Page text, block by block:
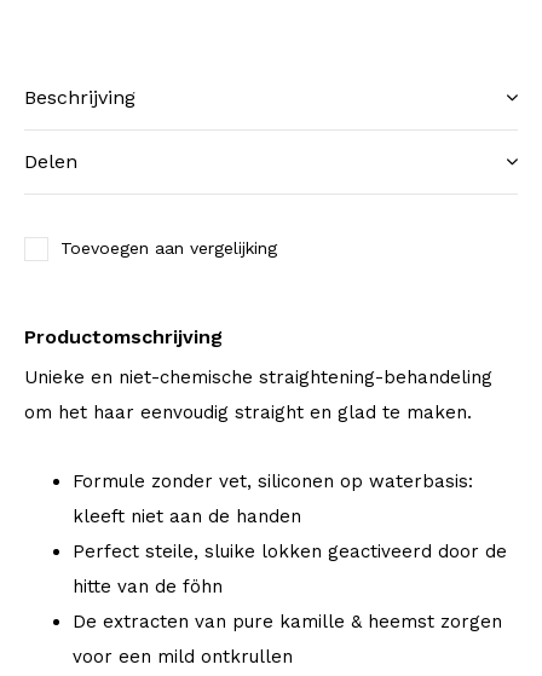
Beschrijving
Delen
Toevoegen aan vergelijking
Productomschrijving
Unieke en niet-chemische straightening-behandeling
om het haar eenvoudig straight en glad te maken.
Formule zonder vet, siliconen op waterbasis:
kleeft niet aan de handen
Perfect steile, sluike lokken geactiveerd door de
hitte van de föhn
De extracten van pure kamille & heemst zorgen
voor een mild ontkrullen